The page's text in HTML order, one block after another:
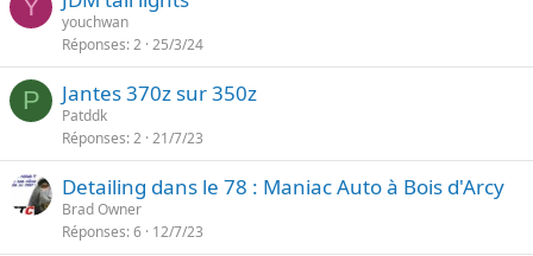
Y
youchwan
Réponses 2 25/3/24
P Jantes 370z sur 350z
Patddk
Réponses 2 21/7/23
Detailing dans le 78 : Maniac Auto à Bois d'Arcy
Brad Owner
Réponses 6 12/7/23